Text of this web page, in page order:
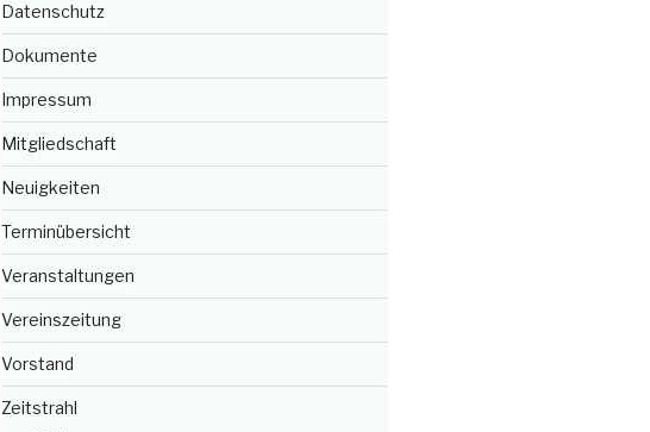
Datenschutz
Dokumente
Impressum
Mitgliedschaft
Neuigkeiten
Terminübersicht
Veranstaltungen
Vereinszeitung
Vorstand
Zeitstrahl